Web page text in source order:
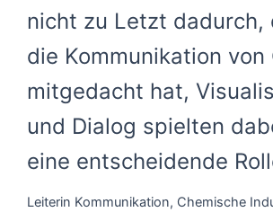
nicht zu Letzt dadurch,
die Kommunikation von
mitgedacht hat,
und Dialog spielten
eine entscheidende
Leiterin Kommunikation, Chemische